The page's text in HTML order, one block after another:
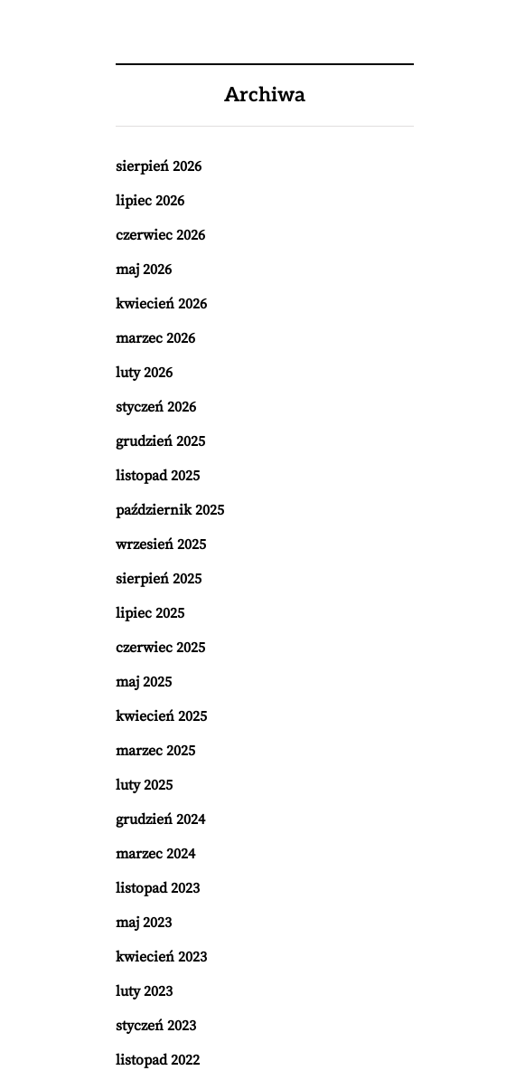
Archiwa
sierpień 2026
lipiec 2026
czerwiec 2026
maj 2026
kwiecień 2026
marzec 2026
luty 2026
styczeń 2026
grudzień 2025
listopad 2025
październik 2025
wrzesień 2025
sierpień 2025
lipiec 2025
czerwiec 2025
maj 2025
kwiecień 2025
marzec 2025
luty 2025
grudzień 2024
marzec 2024
listopad 2023
maj 2023
kwiecień 2023
luty 2023
styczeń 2023
listopad 2022